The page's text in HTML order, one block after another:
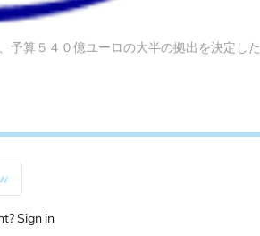
予算５４０億ユーロの大半の拠出を決定した
Sign in